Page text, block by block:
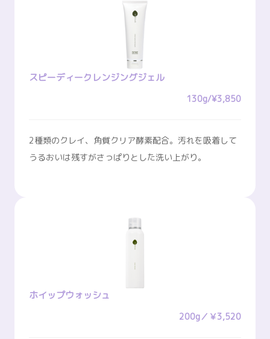
スピーディークレンジングジェル
130g/¥3,850
2種類のクレイ、角質クリア酵素配合。汚れを吸着して
うるおいは残すがさっぱりとした洗い上がり。
ホイップウォッシュ
200g／￥3,520